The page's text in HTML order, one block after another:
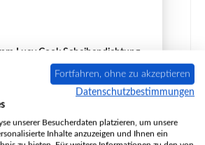
Lucy Cook Scheibendichtung
Produktnummer: 01059725
Hersteller: Austroflamm
Fortfahren, ohne zu akzeptieren
Datenschutzbestimmungen
unserer Besucherdaten platzieren, um unsere
Inhalte anzuzeigen und Ihnen ein